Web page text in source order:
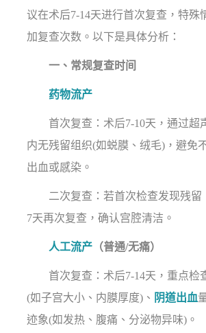
议在术后7-14天进行首次复查，特殊
加复查次数。以下是具体分析：
一、常规复查时间
药物流产
首次复查：术后7-10天，通过超
内无残留组织(如蜕膜、绒毛)，避免
出血或感染。
二次复查：若首次检查发现残留
7天再次复查，确认宫腔清洁。
人工流产 （普通/无痛）
首次复查：术后7-14天，重点检
(如子宫大小、内膜厚度)、 阴道出血
迹象(如发热、腹痛、分泌物异味)。